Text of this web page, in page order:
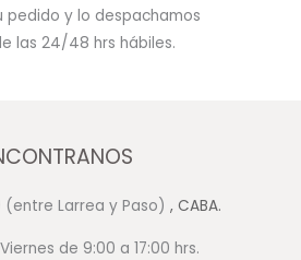
pedido y lo despachamos
las 24/48 hrs hábiles.
(entre Larrea y Paso) , CABA.
de 9:00 a 17:00 hrs.